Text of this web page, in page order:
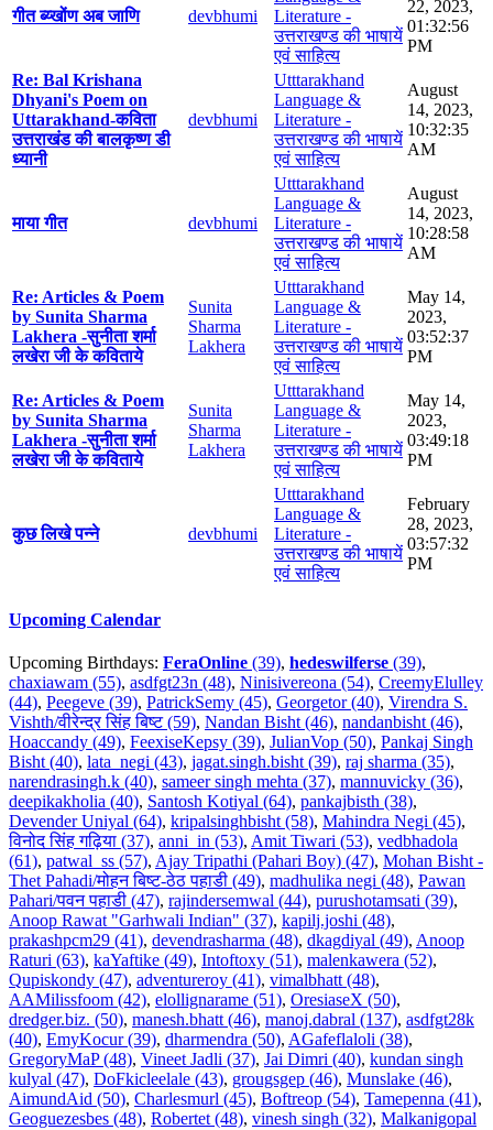
गीत ब्य्खोंण अब जाणि devbhumi
Literature -
उत्तराखण्ड की भाषायें
एवं साहित्य
22, 2023,
01:32:56
PM
Re: Bal Krishana
Dhyani's Poem on
Uttarakhand-कविता
उत्तराखंड की बालकृष्ण डी
ध्यानी
devbhumi
Utttarakhand
Language &
Literature -
उत्तराखण्ड की भाषायें
एवं साहित्य
August
14, 2023,
10:32:35
AM
माया गीत devbhumi
Utttarakhand
Language &
Literature -
उत्तराखण्ड की भाषायें
एवं साहित्य
August
14, 2023,
10:28:58
AM
Re: Articles & Poem
by Sunita Sharma
Lakhera -सुनीता शर्मा
लखेरा जी के कविताये
Sunita
Sharma
Lakhera
Utttarakhand
Language &
Literature -
उत्तराखण्ड की भाषायें
एवं साहित्य
May 14,
2023,
03:52:37
PM
Re: Articles & Poem
by Sunita Sharma
Lakhera -सुनीता शर्मा
लखेरा जी के कविताये
Sunita
Sharma
Lakhera
Utttarakhand
Language &
Literature -
उत्तराखण्ड की भाषायें
एवं साहित्य
May 14,
2023,
03:49:18
PM
कुछ लिखे पन्ने devbhumi
Utttarakhand
Language &
Literature -
उत्तराखण्ड की भाषायें
एवं साहित्य
February
28, 2023,
03:57:32
PM
Upcoming Calendar
Upcoming Birthdays: FeraOnline (39), hedeswilferse (39),
chaxiawam (55), asdfgt23n (48), Ninisivereona (54), CreemyElulley
(44), Peegeve (39), PatrickSemy (45), Georgetor (40), Virendra S.
Vishth/वीरेन्द्र सिंह बिष्ट (59), Nandan Bisht (46), nandanbisht (46),
Hoaccandy (49), FeexiseKepsy (39), JulianVop (50), Pankaj Singh
Bisht (40), lata_negi (43), jagat.singh.bisht (39), raj sharma (35),
narendrasingh.k (40), sameer singh mehta (37), mannuvicky (36),
deepikakholia (40), Santosh Kotiyal (64), pankajbisth (38),
Devender Uniyal (64), kripalsinghbisht (58), Mahindra Negi (45),
विनोद सिंह गढ़िया (37), anni_in (53), Amit Tiwari (53), vedbhadola
(61), patwal_ss (57), Ajay Tripathi (Pahari Boy) (47), Mohan Bisht -
Thet Pahadi/मोहन बिष्ट-ठेठ पहाडी (49), madhulika negi (48), Pawan
Pahari/पवन पहाडी (47), rajindersemwal (44), purushotamsati (39),
Anoop Rawat "Garhwali Indian" (37), kapilj.joshi (48),
prakashpcm29 (41), devendrasharma (48), dkagdiyal (49), Anoop
Raturi (63), kaYaftike (49), Intoftoxy (51), malenkawera (52),
Qupiskondy (47), adventureroy (41), vimalbhatt (48),
AAMilissfoom (42), elollignarame (51), OresiaseX (50),
dredger.biz. (50), manesh.bhatt (46), manoj.dabral (137), asdfgt28k
(40), EmyKocur (39), dharmendra (50), AGafeflaloli (38),
GregoryMaP (48), Vineet Jadli (37), Jai Dimri (40), kundan singh
kulyal (47), DoFkicleelale (43), grougsgep (46), Munslake (46),
AimundAid (50), Charlesmurl (45), Boftreop (54), Tamepenna (41),
Geoguezesbes (48), Robertet (48), vinesh singh (32), Malkanigopal